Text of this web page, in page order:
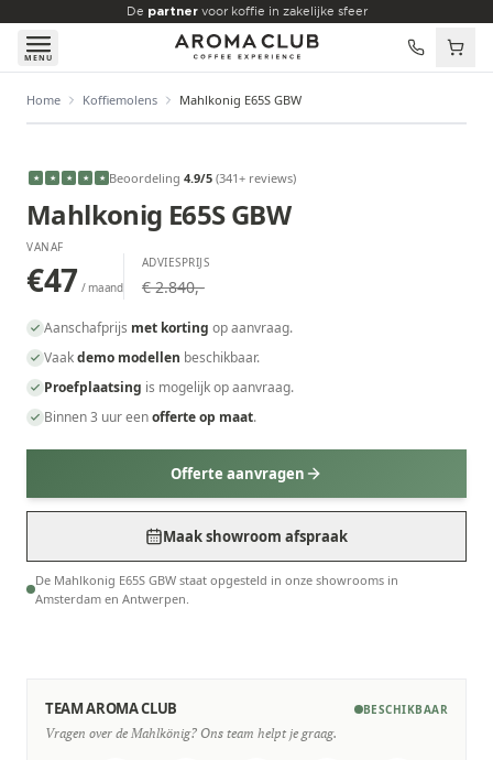
Skip to main content
De partnervoor koffie in zakelijke sfeer
MENU
Home Koffiemolens Mahlkonig E65S GBW
€47 /maand
★ ★ ★ ★ ★ Beoordeling 4.9/5 (341+ reviews)
Mahlkonig E65S GBW
VANAF
€47 / maand
ADVIESPRIJS
€ 2.840,-
Aanschafprijs met korting op aanvraag.
Vaakdemo modellen beschikbaar.
Proefplaatsing is mogelijk op aanvraag.
Binnen 3 uur eenofferte op maat.
Offerte aanvragen
Maak showroom afspraak
De Mahlkonig E65S GBW staat opgesteld in onze showrooms in
Amsterdam en Antwerpen.
TEAM AROMA CLUB BESCHIKBAAR
Vragen over de Mahlkönig? Ons team helpt je graag.